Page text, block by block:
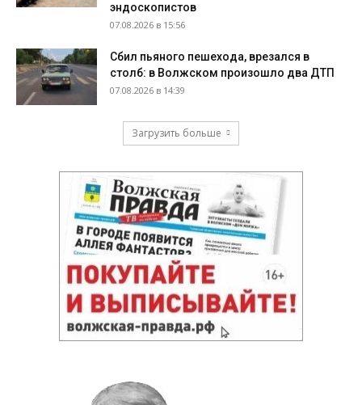
эндоскопистов
07.08.2026 в 15:56
Сбил пьяного пешехода, врезался в
столб: в Волжском произошло два ДТП
07.08.2026 в 14:39
Загрузить больше